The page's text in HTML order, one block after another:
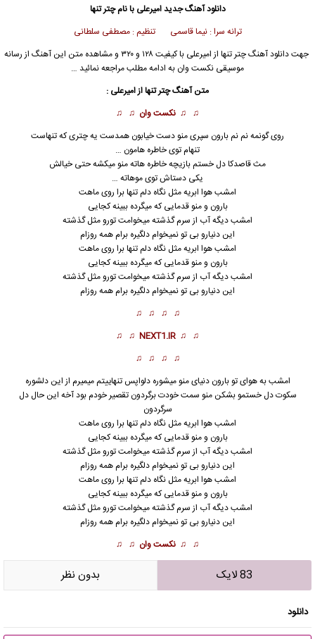
دانلود آهنگ جدیدامیرعلی با نام چتر تنها
ترانه سرا : نیما قاسمی تنظیم : مصطفی سلطانی
جهت دانلود آهنگ چتر تنها از امیرعلی
با کیفیت ۱۲۸ و ۳۲۰ و مشاهده متن این آهنگ از رسانه
موسیقی نکست وان به ادامه مطلب مراجعه نمائید …
متن آهنگ چتر تنها ازامیرعلی :
♫ ♫ نکست وان ♫ ♫
روی گونمه نم نم بارون سپری منو دست خیابون همدست یه چتری که تنهاست
تنهام توی خاطره هامون …
مث قاصدکا دل خستم بازیچه خاطره هاته منو میکشه حتی خیالش
یکی دستاش توی موهاته …
امشب هوا ابریه مثل نگاه دلم تنها برا روی ماهت
بارون و منو قدمایی که میگرده ببینه کجایی
امشب دیگه آب از سرم گذشته میخوامت تورو مثل گذشته
این دنیارو بی تو نمیخوام دلگیره برام همه روزام
امشب هوا ابریه مثل نگاه دلم تنها برا روی ماهت
بارون و منو قدمایی که میگرده ببینه کجایی
امشب دیگه آب از سرم گذشته میخوامت تورو مثل گذشته
این دنیارو بی تو نمیخوام دلگیره برام همه روزام
♫ ♫ ♫ ♫
♫ ♫
NEXT1.IR
♫ ♫
♫ ♫ ♫ ♫
امشب به هوای تو بارون دنیای منو میشوره دلواپس تنهاییتم میمیرم از این دلشوره
سکوت دل خستمو بشکن منو سمت خودت برگردون تقصیر خودم بود آخه این حال دل
سرگردون
امشب هوا ابریه مثل نگاه دلم تنها برا روی ماهت
بارون و منو قدمایی که میگرده ببینه کجایی
امشب دیگه آب از سرم گذشته میخوامت تورو مثل گذشته
این دنیارو بی تو نمیخوام دلگیره برام همه روزام
امشب هوا ابریه مثل نگاه دلم تنها برا روی ماهت
بارون و منو قدمایی که میگرده ببینه کجایی
امشب دیگه آب از سرم گذشته میخوامت تورو مثل گذشته
این دنیارو بی تو نمیخوام دلگیره برام همه روزام
♫ ♫ نکست وان ♫ ♫
83 لایک بدون نظر
دانلود